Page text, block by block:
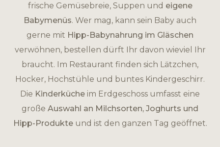
frische Gemüsebreie, Suppen und eigene
Babymenüs. Wer mag, kann sein Baby auch
gerne mit Hipp-Babynahrung im Gläschen
verwöhnen, bestellen dürft Ihr davon wieviel Ihr
braucht. Im Restaurant finden sich Lätzchen,
Hocker, Hochstühle und buntes Kindergeschirr.
Die Kinderküche im Erdgeschoss umfasst eine
große Auswahl an Milchsorten, Joghurts und
Hipp-Produkteund ist den ganzen Tag geöffnet.